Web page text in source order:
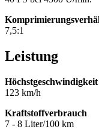
7,5:1
Leistung
Höchstgeschwindigkeit
123 km/h
Kraftstoffverbrauch
7 - 8 Liter/100 km